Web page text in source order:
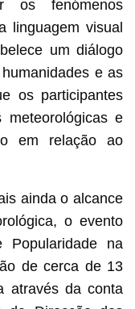
os fenómenos
linguagem visual
um diálogo
e as
os participantes
meteorológicas e
em relação ao
ainda o alcance
o evento
na
de cerca de 13
através da conta